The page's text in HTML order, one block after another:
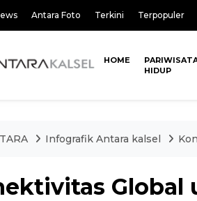
Antara Foto Terkini Terpopuler
HOME
HIDUP
Infografik Antara kalsel
Global